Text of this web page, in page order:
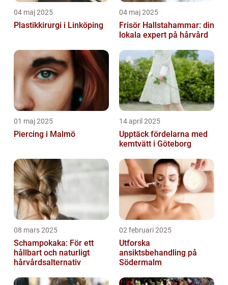
04 maj 2025
Plastikkirurgi i Linköping
04 maj 2025
Frisör Hallstahammar: din
lokala expert på hårvård
01 maj 2025
Piercing i Malmö
14 april 2025
Upptäck fördelarna med
kemtvätt i Göteborg
08 mars 2025
Schampokaka: För ett
hållbart och naturligt
hårvårdsalternativ
02 februari 2025
Utforska
ansiktsbehandling på
Södermalm